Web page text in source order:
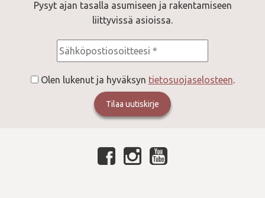
Pysyt ajan tasalla asumiseen ja rakentamiseen
liittyvissä asioissa.
Consent *
Olen lukenut ja hyväksyn tietosuojaselosteen.